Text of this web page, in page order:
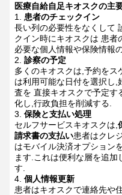
医療自給自足キオスクの主
患者のチェックイン
長い列の必要性をなくして
クイン時にキオスクは 患者
必要な個人情報や保険情報
診察の予定
多くのキオスクは,予約を
は利用可能な日付を選択し,
査を 直接キオスクで予定す
化し,行政負担を削減する.
保険と支払い処理
セルフサービスキオスクは,
請求書の支払い患者はクレ
はモバイル決済オプション
ます.これは便利な層を追加
す.
個人情報更新
患者はキオスクで連絡先や